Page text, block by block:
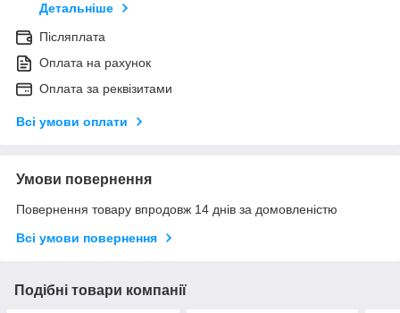
Детальніше
Післяплата
Оплата на рахунок
Оплата за реквізитами
Всі умови оплати
Умови повернення
Повернення товару впродовж 14 днів за домовленістю
Всі умови повернення
Подібні товари компанії